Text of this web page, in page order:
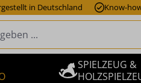
in Deutschland Know-
SPIELZEUG &